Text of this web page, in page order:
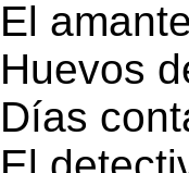
El
Huevos
Días